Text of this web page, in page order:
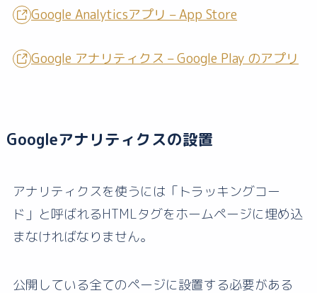
Google Analyticsアプリ – App Store
Google アナリティクス – Google Play のアプリ
Googleアナリティクスの設置
アナリティクスを使うには「トラッキングコー
ド」と呼ばれるHTMLタグをホームページに埋め込
まなければなりません。
公開している全てのページに設置する必要がある